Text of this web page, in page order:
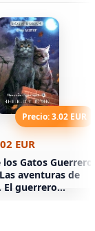
Precio: 3.02 EUR
EUR
los Gatos
aventuras de
El guerrero